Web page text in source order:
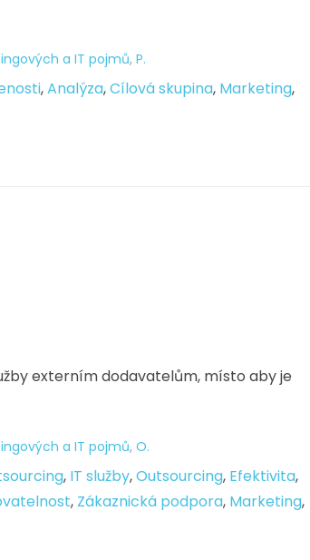
a IT pojmů, P.
,Analýza,Cílová skupina, Marketing,
externím dodavatelům, místo aby je
a IT pojmů, O.
, IT služby,Outsourcing, Efektivita,
, Zákaznická podpora, Marketing,